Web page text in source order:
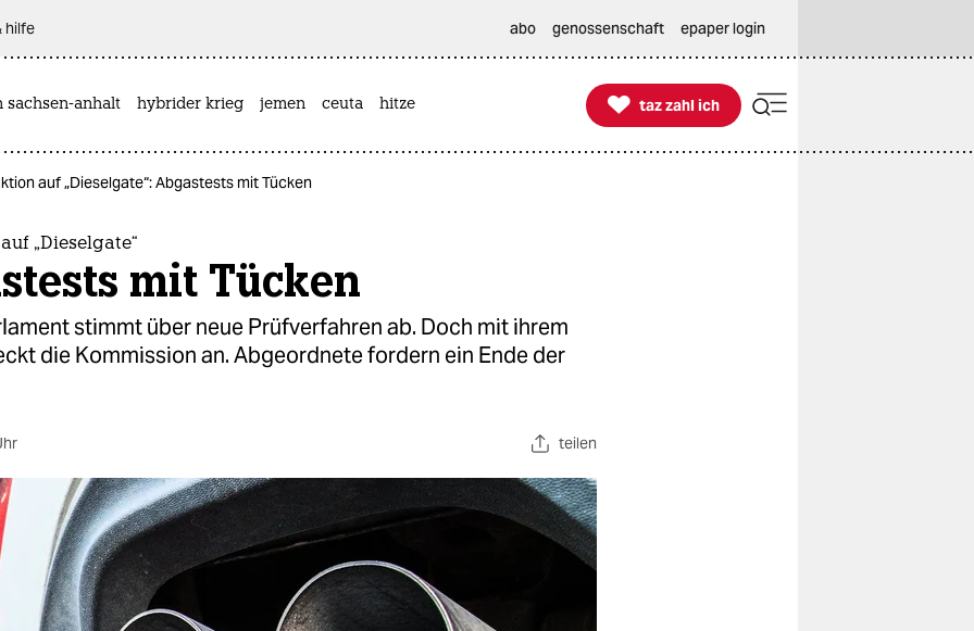
hilfe abo genossenschaft epaper login
sachsen-anhalt hybrider krieg jemen ceuta hitze 
taz zahl ich
taz zahl ich
auf „Dieselgate“: Abgastests mit Tücken
„Dieselgate“
mit Tücken
stimmt über neue Prüfverfahren ab. Doch mit ihrem
die Kommission an. Abgeordnete fordern ein Ende der
teilen